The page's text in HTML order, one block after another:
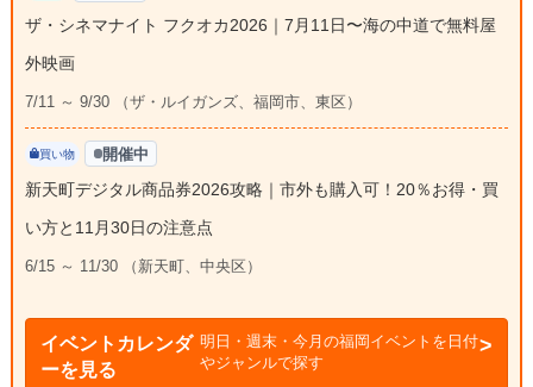
ザ・シネマナイト フクオカ2026｜7月11日〜海の中道で無料屋
外映画
7/11 ～ 9/30 （ザ・ルイガンズ、福岡市、東区）
買い物 開催中
新天町デジタル商品券2026攻略｜市外も購入可！20％お得・買
い方と11月30日の注意点
6/15 ～ 11/30 （新天町、中央区）
イベントカレンダ
ーを見る
明日・週末・今月の福岡イベントを日付
やジャンルで探す